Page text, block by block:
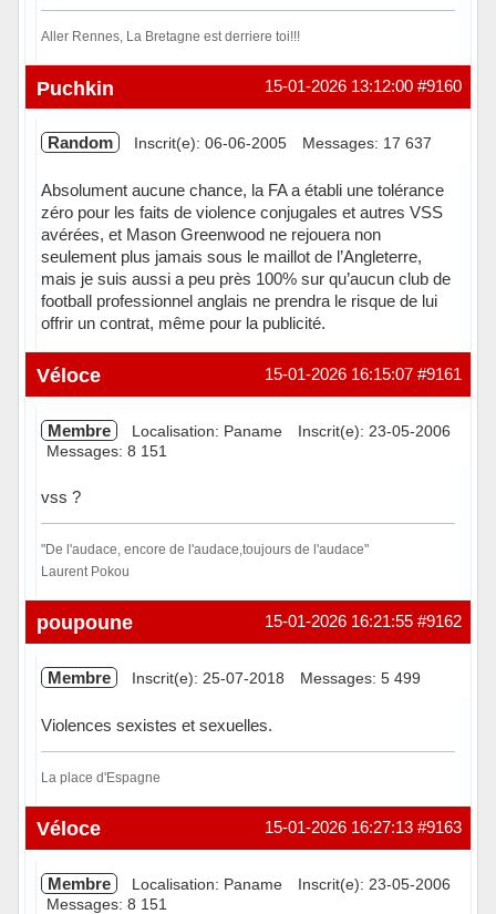
Aller Rennes, La Bretagne est derriere toi!!!
Hors ligne #9160
15-01-2026 13:12:00
Puchkin
Random Inscrit(e): 06-06-2005 Messages: 17 637
Absolument aucune chance, la FA a établi une tolérance
zéro pour les faits de violence conjugales et autres VSS
avérées, et Mason Greenwood ne rejouera non
seulement plus jamais sous le maillot de l’Angleterre,
mais je suis aussi a peu près 100% sur qu’aucun club de
football professionnel anglais ne prendra le risque de lui
offrir un contrat, même pour la publicité.
Hors ligne #9161
15-01-2026 16:15:07
Véloce
Membre Localisation: Paname
Inscrit(e): 23-05-2006
Messages: 8 151
vss ?
"De l'audace, encore de l'audace,toujours de l'audace"
Laurent Pokou
Hors ligne #9162
15-01-2026 16:21:55
poupoune
Membre Inscrit(e): 25-07-2018 Messages: 5 499
Violences sexistes et sexuelles.
La place d'Espagne
Hors ligne #9163
15-01-2026 16:27:13
Véloce
Membre Localisation: Paname
Inscrit(e): 23-05-2006
Messages: 8 151